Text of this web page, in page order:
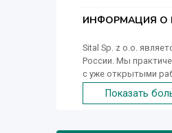
Место: Венгрия,
ИНФОРМАЦИЯ О
Sital Sp. z o.o.
России. Мы
с уже открытыми
сделать быстро
пакет документов,
Показать